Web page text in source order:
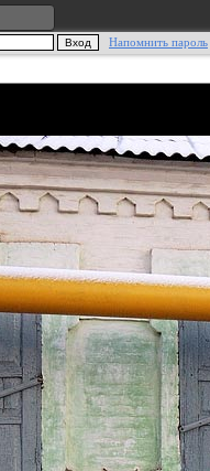
Напомнить пароль